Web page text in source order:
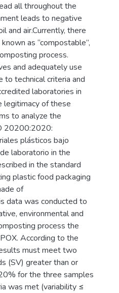
all throughout the
leads to negative
and air.Currently, there
as “compostable”,
process.
and adequately use
to technical criteria and
laboratories in
legitimacy of these
to analyze the
20200:2020:
plásticos bajo
laboratorio in the
in the standard
plastic food packaging
of
data was conducted to
environmental and
process the
According to the
must meet two
(SV) greater than or
for the three samples
was met (variability ≤